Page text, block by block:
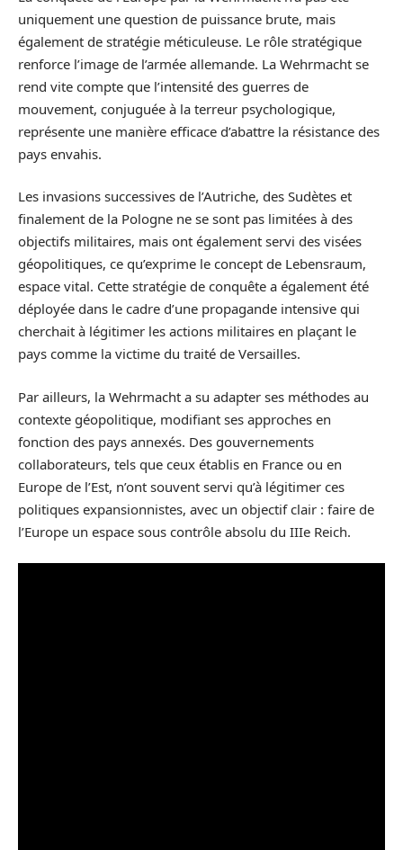
uniquement une question de puissance brute, mais
également de stratégie méticuleuse. Le rôle stratégique
renforce l’image de l’armée allemande. La Wehrmacht se
rend vite compte que l’intensité des guerres de
mouvement, conjuguée à la terreur psychologique,
représente une manière efficace d’abattre la résistance des
pays envahis.
Les invasions successives de l’Autriche, des Sudètes et
finalement de la Pologne ne se sont pas limitées à des
objectifs militaires, mais ont également servi des visées
géopolitiques, ce qu’exprime le concept de Lebensraum,
espace vital. Cette stratégie de conquête a également été
déployée dans le cadre d’une propagande intensive qui
cherchait à légitimer les actions militaires en plaçant le
pays comme la victime du traité de Versailles.
Par ailleurs, la Wehrmacht a su adapter ses méthodes au
contexte géopolitique, modifiant ses approches en
fonction des pays annexés. Des gouvernements
collaborateurs, tels que ceux établis en France ou en
Europe de l’Est, n’ont souvent servi qu’à légitimer ces
politiques expansionnistes, avec un objectif clair : faire de
l’Europe un espace sous contrôle absolu du IIIe Reich.